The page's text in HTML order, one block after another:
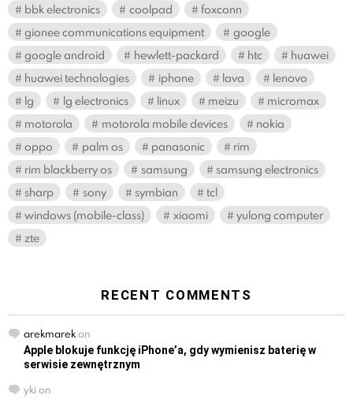
bbk electronics
coolpad
foxconn
gionee communications equipment
google
google android
hewlett-packard htc
huawei
huawei technologies
iphone lava
lenovo
lg
lg electronics linux meizu
micromax
motorola
motorola mobile devices
nokia
oppo
palm os panasonic
rim
rim blackberry os
samsung
samsung electronics
sharp
sony symbian
tcl
windows (mobile-class)
xiaomi
yulong computer
zte
RECENT COMMENTS
arekmarekon
Apple blokuje funkcję iPhone’a, gdy wymienisz baterię w
serwisie zewnętrznym
yki on